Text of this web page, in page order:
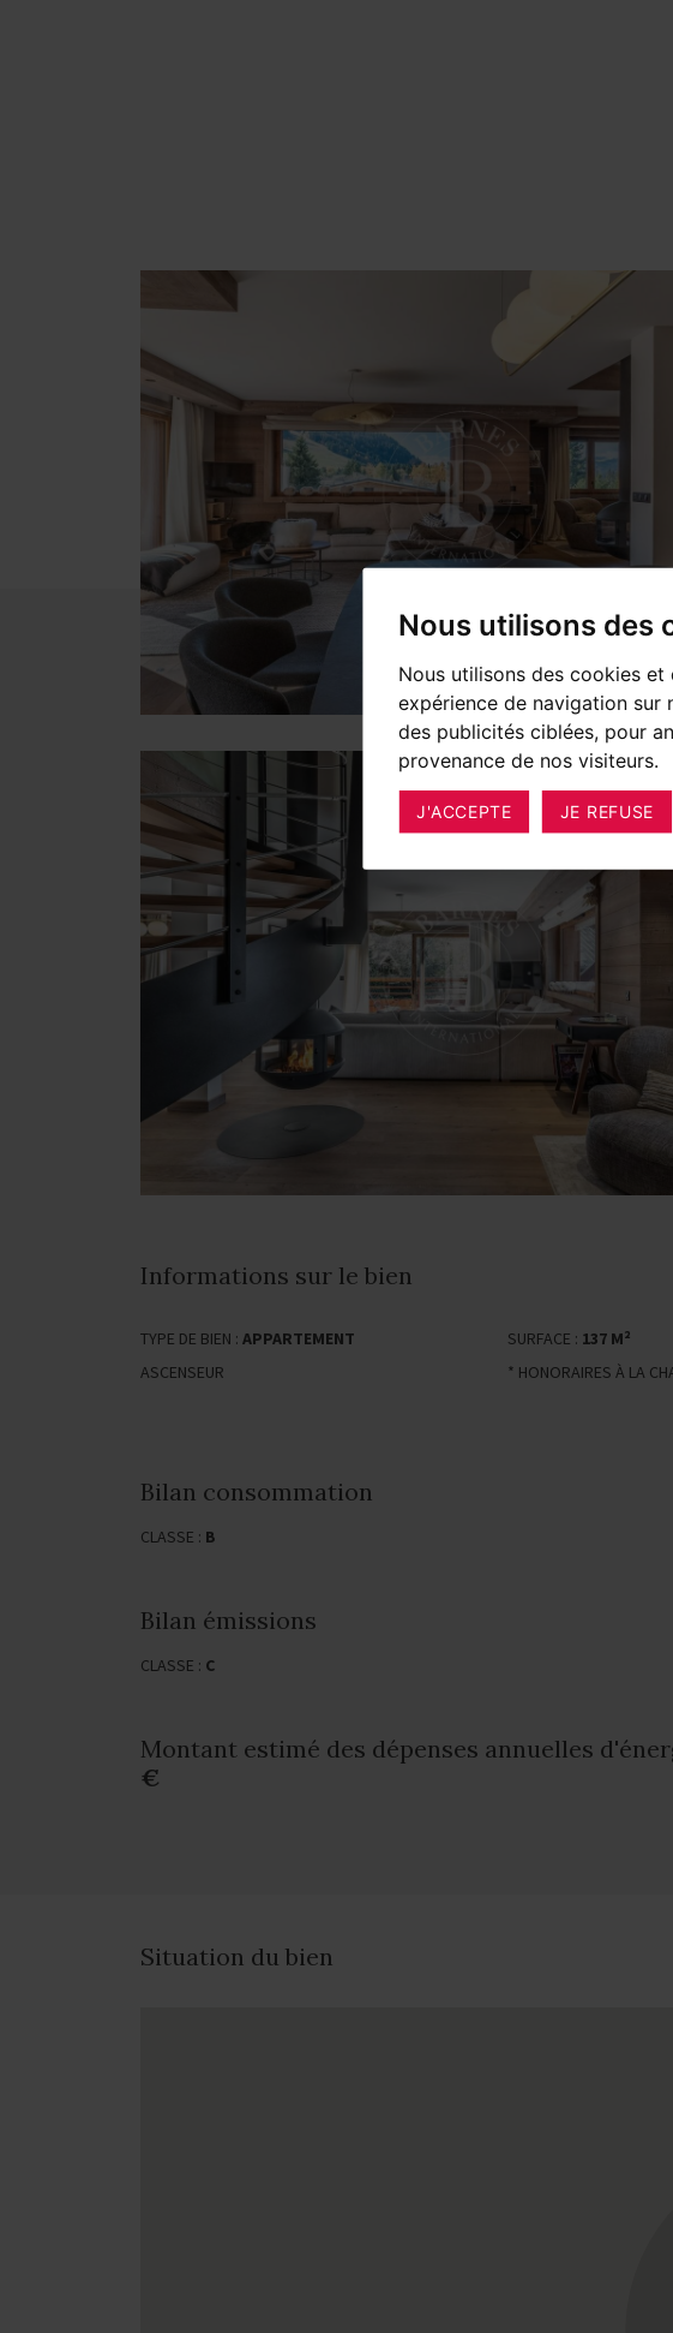
Nous utilisons des
Nous utilisons des cookies
expérience de navigation sur
des publicités ciblées, pour
provenance de nos visiteurs.
J'ACCEPTE JE REFUSE
Informations sur le bien
TYPE DE BIEN : APPARTEMENT SURFACE : 137 M²
ASCENSEUR
* HONORAIRES À LA
Bilan consommation
CLASSE : B
Bilan émissions
CLASSE : C
Montant estimé des dépenses annuelles
€
Situation du bien